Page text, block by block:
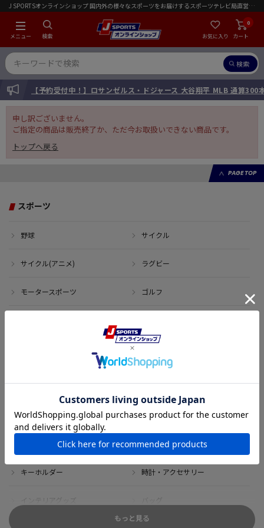
J SPORTSオンラインショップ 国内外の様々なスポーツをお届けするスポーツテレビ局直営店｜会員限定初回ご注文送料無料キャンペーン実施中！
メニュー 検索 お気に入り カート
0
検索
INFORMATION【予約受付中！】ロサンゼルス・ドジャース 大谷翔平 MLB 通算300
申し訳ございません。
ご指定の商品は販売終了か、ただ今お取扱いできない商品です。
トップへ戻る
PAGE TOP
スポーツ
野球 サイクル
サイクル(アニメ) ラグビー
モータースポーツ ゴルフ
アウトレット サイン・記念グッズ
ボブルヘッド・ぬいぐるみ Tシャツ
DVD・ブルーレイ 雑貨
キーホルダー 時計・アクセサリー
インテリアグッズ バッグ
もっと見る